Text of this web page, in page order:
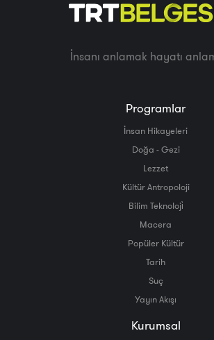
İnsanı anlamak hayatı
Programlar
İnsan Hikayeleri
Doğa - Gezi
Lezzet
Kültür Antropoloji
Bilim Teknoloji̇
Macera
Popüler Kültür
Tarih
Suç
Yayın Akışı
Kurumsal